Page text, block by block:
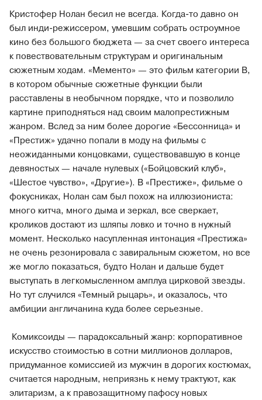
Кристофер Нолан бесил не всегда. Когда-то давно он
был инди-режиссером, умевшим собрать остроумное
кино без большого бюджета — за счет своего интереса
к повествовательным структурам и оригинальным
сюжетным ходам. «Мементо» — это фильм категории B,
в котором обычные сюжетные функции были
расставлены в необычном порядке, что и позволило
картине приподняться над своим малопрестижным
жанром. Вслед за ним более дорогие «Бессонница» и
«Престиж» удачно попали в моду на фильмы с
неожиданными концовками, существовавшую в конце
девяностых — начале нулевых («Бойцовский клуб»,
«Шестое чувство», «Другие»). В «Престиже», фильме о
фокусниках, Нолан сам был похож на иллюзиониста:
много китча, много дыма и зеркал, все сверкает,
кроликов достают из шляпы ловко и точно в нужный
момент. Несколько насупленная интонация «Престижа»
не очень резонировала с завиральным сюжетом, но все
же могло показаться, будто Нолан и дальше будет
выступать в легкомысленном амплуа цирковой звезды.
Но тут случился «Темный рыцарь», и оказалось, что
амбиции англичанина куда более серьезные.
Комиксоиды — парадоксальный жанр: корпоративное
искусство стоимостью в сотни миллионов долларов,
придуманное комиссией из мужчин в дорогих костюмах,
считается народным, неприязнь к нему трактуют, как
элитаризм, а к правозащитному пафосу новых